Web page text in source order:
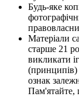
Будь-яке
Матеріали
старше 21
викликати
(принципів)
ознак
Пам'ятайте,